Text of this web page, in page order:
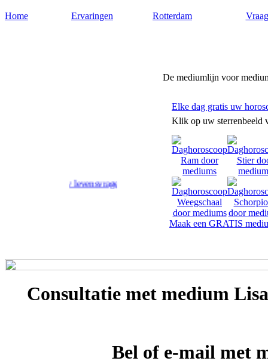
Home Ervaringen Rotterdam
De mediumlijn voor
op uw levensvragen.
Elke dag gratis uw
Klik op uw sterrenbeeld
Maak een GRATIS
Consultatie met medium Lisa
Bel of e-mail met